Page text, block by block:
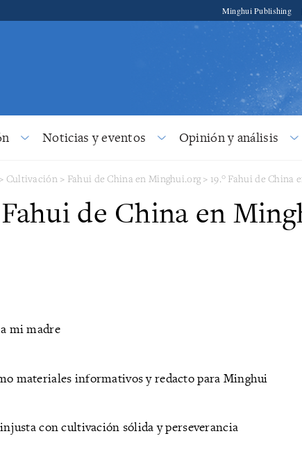
Minghui Publishing
Noticias y eventos Opinión y análisis
> Cultivación> Fahui de China en Minghui.org > 19.° Fahui de China
Fahui de China en
mi madre
materiales informativos y redacto para Minghui
con cultivación sólida y perseverancia